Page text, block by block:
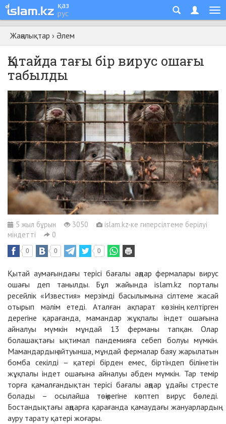
қаз
рус
Жаңалықтар › Әлем
Қытайда тағы бір вирус ошағы
табылды
5 жыл бұрын 3050
islam.kz-ке гиперсілтеме берілуі
міндетті
0
0 0 0
Қытай аумағындағы терісі бағалы аңдар фермалары вирус
ошағы деп танылды. Бұл жайында islam.kz порталы
ресейлік «Известия» мерзімді басылымына сілтеме жасай
отырып мәлім етеді. Аталған ақпарат көзінің келтірген
дерегіне қарағанда, мамандар жұқпалы індет ошағына
айналуы мүмкін мұндай 13 ферманы тапқан. Олар
болашақтағы ықтимал пандемияға себеп болуы мүмкін.
Мамандардың айтуынша, мұндай фермалар баяу жарылатын
бомба секілді – қатері бірден емес, біртіндеп білінетін
жұқпалы індет ошағына айналуы әбден мүмкін. Тар темір
торға қамалғандықтан терісі бағалы аңдар ұдайы стресте
болады – осылайша төңірегіне көптеп вирус бөледі.
Бостандықтағы аңдарға қарағанда қамаудағы жануарлардың
ауру тарату қатері жоғары.